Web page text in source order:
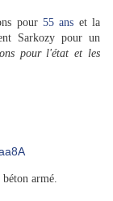
pour 55 ans et la
Sarkozy pour un
pour l'état et les
armé.